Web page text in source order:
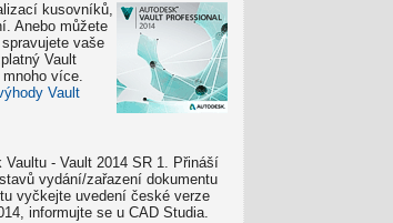
kusovníků,
Anebo můžete
vaše
Vault
více.
Vault
- Vault 2014 SR 1. Přináší
vydání/zařazení dokumentu
vyčkejte uvedení české verze
informujte se u CAD Studia.